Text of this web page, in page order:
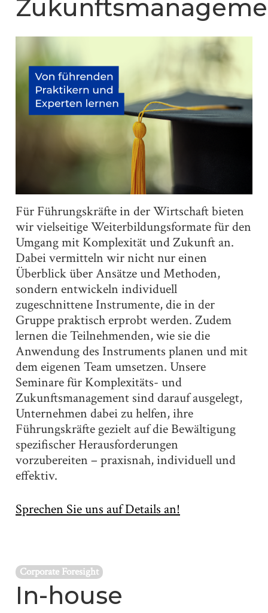
Für Führungskräfte in der Wirtschaft bieten
wir vielseitige Weiterbildungsformate für den
Umgang mit Komplexität und Zukunft an.
Dabei vermitteln wir nicht nur einen
Überblick über Ansätze und Methoden,
sondern entwickeln individuell
zugeschnittene Instrumente, die in der
Gruppe praktisch erprobt werden. Zudem
lernen die Teilnehmenden, wie sie die
Anwendung des Instruments planen und mit
dem eigenen Team umsetzen. Unsere
Seminare für Komplexitäts- und
Zukunftsmanagement sind darauf ausgelegt,
Unternehmen dabei zu helfen, ihre
Führungskräfte gezielt auf die Bewältigung
spezifischer Herausforderungen
vorzubereiten – praxisnah, individuell und
effektiv.
Sprechen Sie uns auf Details an!
Corporate Foresight
In-house